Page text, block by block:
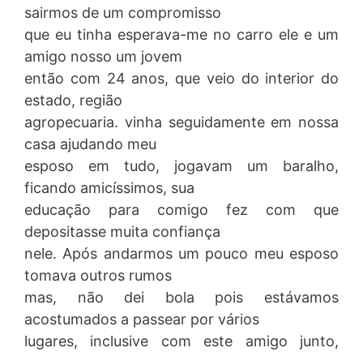
sairmos de um compromisso
que eu tinha esperava-me no carro ele e um
amigo nosso um jovem
então com 24 anos, que veio do interior do
estado, região
agropecuaria. vinha seguidamente em nossa
casa ajudando meu
esposo em tudo, jogavam um baralho,
ficando amicíssimos, sua
educação para comigo fez com que
depositasse muita confiança
nele. Após andarmos um pouco meu esposo
tomava outros rumos
mas, não dei bola pois estávamos
acostumados a passear por vários
lugares, inclusive com este amigo junto,